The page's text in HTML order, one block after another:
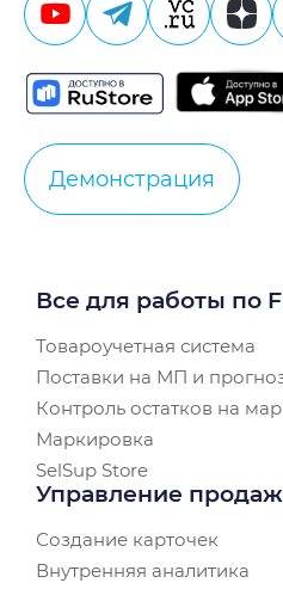
Демонстрация
Все для работы по
Товароучетная система
Поставки на МП и
Контроль остатков на
Маркировка
SelSup Store
Управление
Создание карточек
Внутренняя аналитика